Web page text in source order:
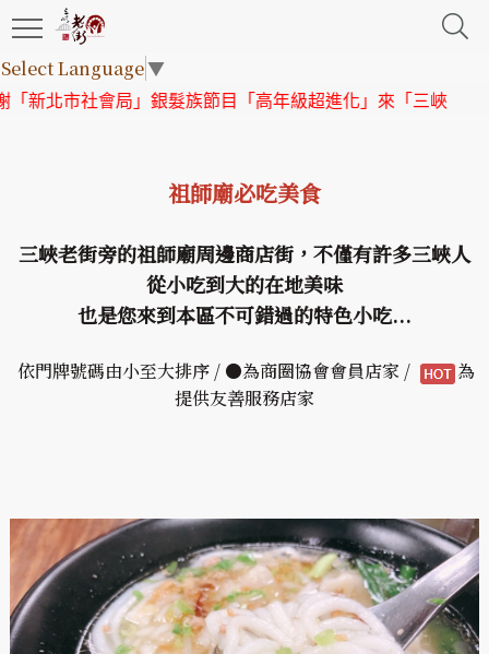
Select Language▼
局」銀髮族節目「高年級超進化」來「三峽老街」取景
祖師廟必吃美食
三峽老街旁的祖師廟周邊商店街，不僅有許多三峽人
從小吃到大的在地美味
也是您來到本區不可錯過的特色小吃...
依門牌號碼由小至大排序 / ●為商圈協會會員店家 /
為
提供友善服務店家